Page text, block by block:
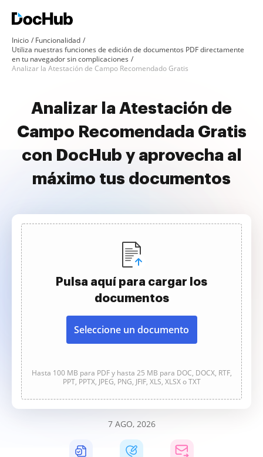
Inicio
Funcionalidad
Utiliza nuestras funciones de edición de documentos PDF directamente
en tu navegador sin complicaciones
Analizar la Atestación de Campo Recomendado Gratis
Analizar la Atestación de
Campo Recomendada Gratis
con DocHub y aprovecha al
máximo tus documentos
Pulsa aquí para cargar los
documentos
Seleccione un documento
Hasta 100 MB para PDF y hasta 25 MB para DOC, DOCX, RTF,
PPT, PPTX, JPEG, PNG, JFIF, XLS, XLSX o TXT
7 AGO, 2026